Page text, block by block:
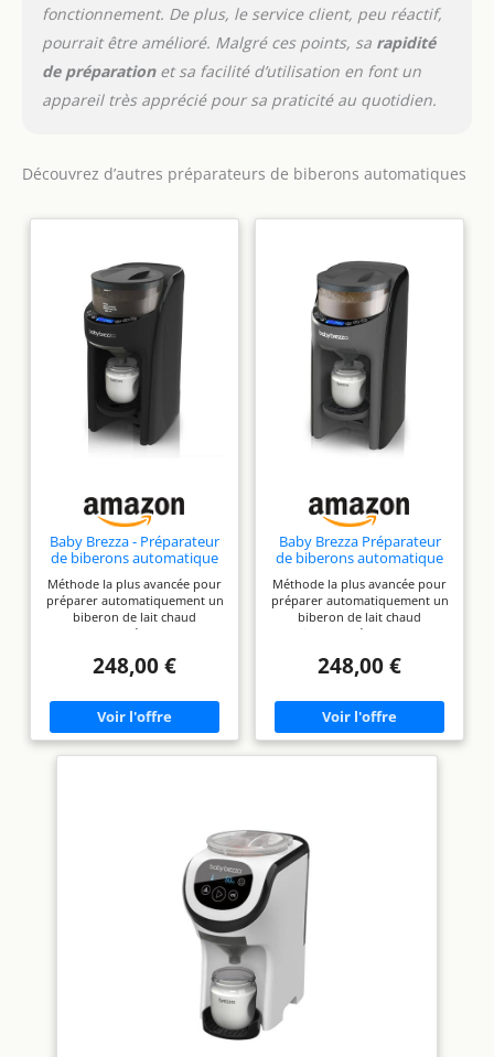
fonctionnement. De plus, le service client, peu réactif,
pourrait être amélioré. Malgré ces points, sa rapidité
de préparationet sa facilité d’utilisation en font un
appareil très apprécié pour sa praticité au quotidien.
Découvrez d’autres préparateurs de biberons automatiques
Baby Brezza - Préparateur
de biberons automatique
Formula Pro Advanced
Noir
Méthode la plus avancée pour
préparer automatiquement un
biberon de lait chaud
instantanément : La
combine automatiquement le
consistance parfaite à chaque
fois, sans bulles d’air. Pas de
mesure, pas de mélange, zéro
tracas ! Entièrement
Température ambiante) et
distribuez du lait ou de l’eau
uniquement par incréments de
30 ml entre 60 et 300 ml. Plus
précis, hygiénique et rapide
que le dosage manuel : Le lait
étude clinique a montré qu’1/3
main étaient inexacts de 10 %
248,00 €
Baby Brezza Préparateur
de biberons automatique
Formula Pro Advanced Gris
Méthode la plus avancée pour
préparer automatiquement un
biberon de lait chaud
instantanément : La
combine automatiquement le
consistance parfaite à chaque
fois, sans bulles d’air. Pas de
mesure, pas de mélange, zéro
tracas ! Entièrement
température corporelle,
Température ambiante) et
distribuez du lait ou de l’eau
uniquement par incréments de
30 ml entre 60 et 300 ml. Plus
précis, hygiénique et rapide
que le dosage manuel : Le lait
est distribué depuis un
des biberons préparés à la
main étaient inexacts de 10 %
248,00 €